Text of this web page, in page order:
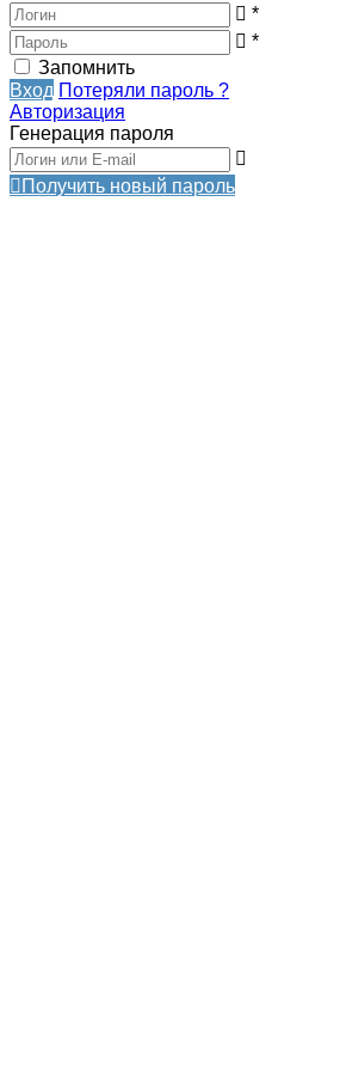
*
*
Запомнить
Вход Потеряли пароль ?
Авторизация
Генерация пароля
Получить новый пароль